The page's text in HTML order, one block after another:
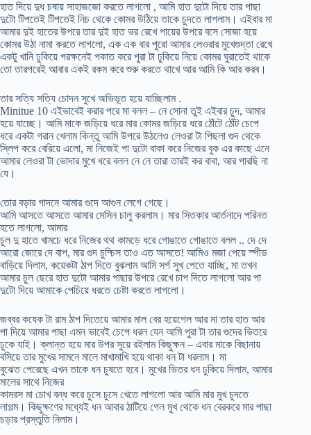
হাত দিয়ে দুধ চষায় সাহাজজো করতে লাগলো , আমি হাত দুটো দিয়ে তার পাছা
দুটো টিপতেই টিপতেই নিচ থেকে কোমর উঠিয়ে তাকে চুদতে লাগলাম। এইবার মা
আমার দুই হাতের উপরে তার দুই হাত ভর রেখে পায়ের উপরে বসে সোজা হয়ে
কোমর উঠা নামা করতে লাগলো, এক এক বার পুরো আমার লেওরার মুখেগুদ্তা রেখে
একটু খানি ঢুকিয়ে পরক্ষনেই পকাত করে পুরা টা ঢুকিয়ে নিয়ে কোমর ঘুরাতেই থাকে
তো তারপরেই আবার একই রকম করে শুরু করতে থাখে আর আমি কি আর করব।
তার সত্যি সত্যি চোদন সুখে অভিভূত হয়ে যাচ্ছিলাম .
Minitue 10 এইভাবেই করার পরে মা বলল – নে সোনা তুই এইবার চুদ, আমার
হয়ে যাচ্ছে। আমি মাকে জড়িয়ে ধরে মার কোমর জড়িয়ে ধরে ঠোঁটে ঠোঁট চেপে
ধরে একটা গরান খেলাম কিন্তু আমি উপরে উঠলেও লেওরা টা পিছলা গুদ থেকে
স্লিপ করে বেরিয়ে এলো, মা নিজেই পা দুটো বাকা করে নিজের বুক এর কাছে এনে
আমার লেওরা টা ভোদার মুখে ধরে বলল নে নে তারা তারই কর বাবা, আর পারছি না
যে।
তোর বড়ার গাদনে আমার গুদে আগুন লেগে গেছে।
আমি আসতে আসতে আমার মেসিন চালু করলাম। মার সিতকার আর্তনাদে পরিনত
হতে লাগলো, আমার
চুল দু হাতে খামচে ধরে নিজের থথ কামড়ে ধরে গোঙাতে গোঙাতে বলল .. দে দে
আরো জোরে দে বাপ, মার গুদ চুদ্চিস তাও এত আসতে! আমিও মজা পেয়ে স্পীড
বাড়িয়ে দিলাম, কয়েকটা ঠাপ দিতে বুঝলাম আমি সর্গ সুখ পেতে যাচ্ছি, মা তখন
আমার চুল ছেরে হাত দুটো আমার পাছার উপরে রেখে চাপ দিতে লাগলো আর পা
দুটো দিয়ে আমাকে পেচিয়ে ধরতে চেষ্টা করতে লাগলো।
জব্বর কযেক টা রাম ঠাপ দিতেয়ে আমার মাল বের হয়েগেল আর মা তার হাত আর
পা দিয়ে আমার পাছা এমন ভাবেই চেপে ধরল যেন আমি পুরা টা তার গুদের ভিতরে
ঢুকে যাই। ক্লান্ত হয়ে মার উপর সুয়ে রইলাম কিছুক্ষন – এবার মাকে বিছানায়
বসিয়ে তার মুখের সামনে মালে মাখামাখি হয়ে থাকা ধন টা ধরলাম। মা
বুঝেত পেরেছে এখন তাকে ধন চুষতে হবে। মুখের ভিতর ধন ঢুকিয়ে দিলাম, আমার
মালের সাথে নিজের
কামরস মা চোখ বন্ধ করে চুসে চুসে খেতে লাগলো আর আমি মার মুখ চুদতে
লাগল্ম। কিছুক্ষণের মধ্যেই ধন আবার ঠাটিয়ে গেল মুখ থেকে ধন বেরকরে মার পাছা
চড়ার প্রস্তুতি নিলাম।